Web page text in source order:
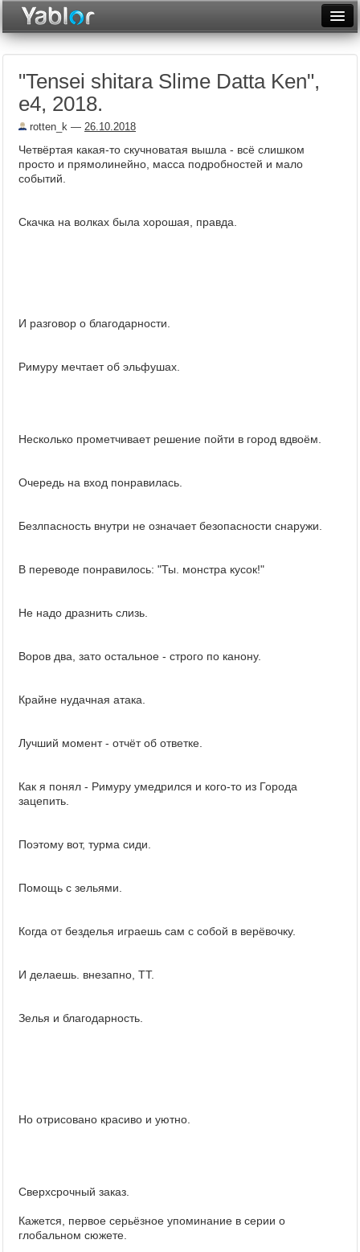
Неделя
"Tensei shitara Slime Datta Ken",
е4, 2018.
rotten_k — 26.10.2018
Четвёртая какая-то скучноватая вышла - всё слишком
просто и прямолинейно, масса подробностей и мало
событий.
Скачка на волках была хорошая, правда.
И разговор о благодарности.
Римуру мечтает об эльфушах.
Несколько прометчивает решение пойти в город вдвоём.
Очередь на вход понравилась.
Безлпасность внутри не означает безопасности снаружи.
В переводе понравилось: "Ты. монстра кусок!"
Не надо дразнить слизь.
Воров два, зато остальное - строго по канону.
Крайне нудачная атака.
Лучший момент - отчёт об ответке.
Как я понял - Римуру умедрился и кого-то из Города
зацепить.
Поэтому вот, турма сиди.
Помощь с зельями.
Когда от безделья играешь сам с собой в верёвочку.
И делаешь. внезапно, ТТ.
Зелья и благодарность.
Но отрисовано красиво и уютно.
Сверхсрочный заказ.
Кажется, первое серьёзное упоминание в серии о
глобальном сюжете.